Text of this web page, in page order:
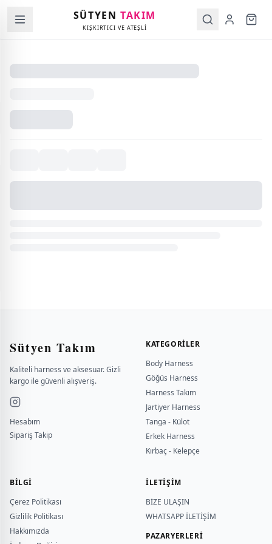
SÜTYENTAKIM
KIŞKIRTICI VE ATEŞLİ
Sütyen Takım
Kaliteli harness ve aksesuar. Gizli
kargo ile güvenli alışveriş.
Hesabım
Sipariş Takip
KATEGORILER
Body Harness
Göğüs Harness
Harness Takım
Jartiyer Harness
Tanga - Külot
Erkek Harness
Kırbaç - Kelepçe
BILGI
Çerez Politikası
Gizlilik Politikası
Hakkımızda
İLETİŞİM
BİZE ULAŞIN
WHATSAPP İLETİŞİM
PAZARYERLERİ